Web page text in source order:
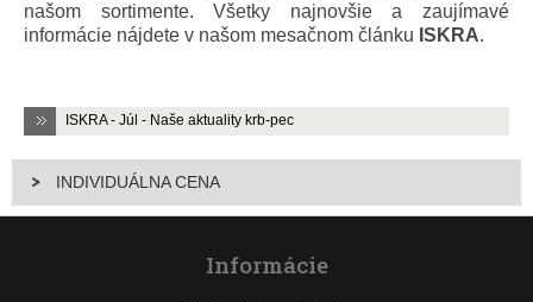
našom sortimente. Všetky najnovšie a zaujímavé
informácie nájdete v našom mesačnom článku ISKRA.
ISKRA - Júl - Naše aktuality krb-pec
INDIVIDUÁLNA CENA
Informácie